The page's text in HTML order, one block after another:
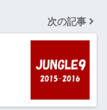
次の記事